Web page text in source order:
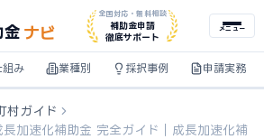
金 ナビ
全国対応・無料相談
補助金申請
徹底サポート
メニュー
組み 業種別 採択事例 申請実務
村ガイド
加速化補助金 完全ガイド｜成長加速化補